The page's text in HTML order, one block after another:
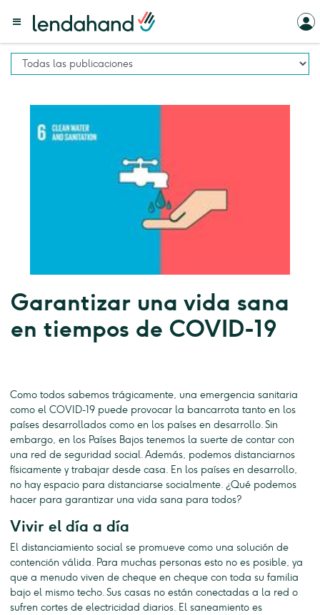
Garantizar una vida sana
en tiempos de COVID-19
Como todos sabemos trágicamente, una emergencia sanitaria
como el COVID-19 puede provocar la bancarrota tanto en los
países desarrollados como en los países en desarrollo. Sin
embargo, en los Países Bajos tenemos la suerte de contar con
una red de seguridad social. Además, podemos distanciarnos
físicamente y trabajar desde casa. En los países en desarrollo,
no hay espacio para distanciarse socialmente. ¿Qué podemos
hacer para garantizar una vida sana para todos?
Vivir el día a día
El distanciamiento social se promueve como una solución de
contención válida. Para muchas personas esto no es posible, ya
que a menudo viven de cheque en cheque con toda su familia
bajo el mismo techo. Sus casas no están conectadas a la red o
sufren cortes de electricidad diarios. El saneamiento es